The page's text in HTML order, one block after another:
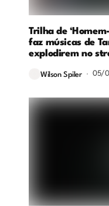
Trilha de
faz músicas de
explodirem no
Wilson Spiler 05/